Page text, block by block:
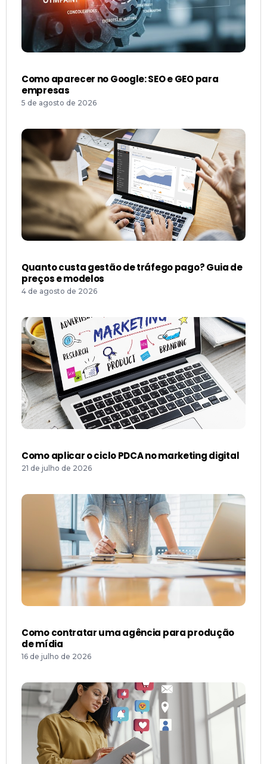
Como aparecer no Google: SEO e GEO para
empresas
5 de agosto de 2026
Quanto custa gestão de tráfego pago? Guia de
preços e modelos
4 de agosto de 2026
Como aplicar o ciclo PDCA no marketing digital
21 de julho de 2026
Como contratar uma agência para produção
de mídia
16 de julho de 2026